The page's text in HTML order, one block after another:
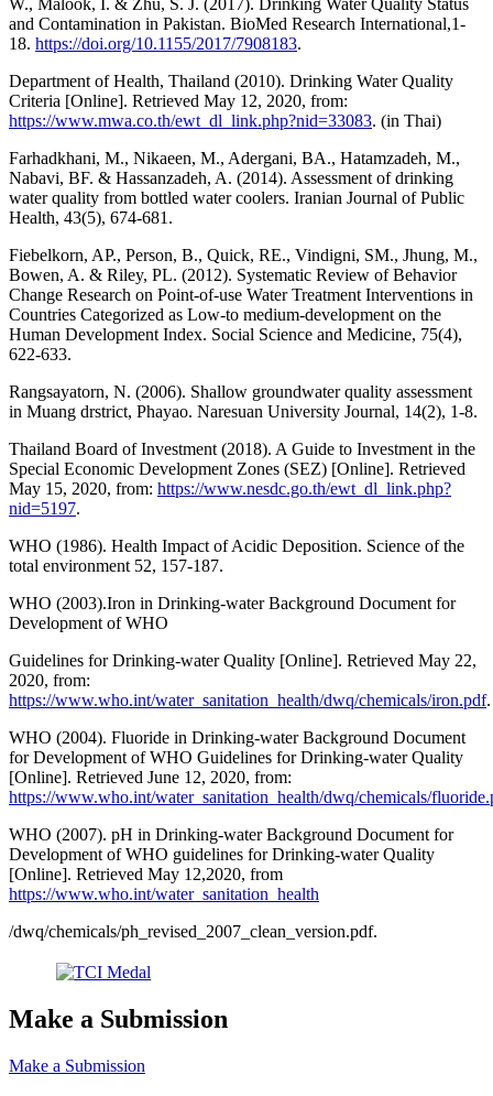
W., Malook, I. & Zhu, S. J. (2017). Drinking Water Quality Status
and Contamination in Pakistan. BioMed Research International,1-
18. https://doi.org/10.1155/2017/7908183.
Department of Health, Thailand (2010). Drinking Water Quality
Criteria [Online]. Retrieved May 12, 2020, from:
https://www.mwa.co.th/ewt_dl_link.php?nid=33083. (in Thai)
Farhadkhani, M., Nikaeen, M., Adergani, BA., Hatamzadeh, M.,
Nabavi, BF. & Hassanzadeh, A. (2014). Assessment of drinking
water quality from bottled water coolers. Iranian Journal of Public
Health, 43(5), 674-681.
Fiebelkorn, AP., Person, B., Quick, RE., Vindigni, SM., Jhung, M.,
Bowen, A. & Riley, PL. (2012). Systematic Review of Behavior
Change Research on Point-of-use Water Treatment Interventions in
Countries Categorized as Low-to medium-development on the
Human Development Index. Social Science and Medicine, 75(4),
622-633.
Rangsayatorn, N. (2006). Shallow groundwater quality assessment
in Muang drstrict, Phayao. Naresuan University Journal, 14(2), 1-8.
Thailand Board of Investment (2018). A Guide to Investment in the
Special Economic Development Zones (SEZ) [Online]. Retrieved
May 15, 2020, from: https://www.nesdc.go.th/ewt_dl_link.php?
nid=5197.
WHO (1986). Health Impact of Acidic Deposition. Science of the
total environment 52, 157-187.
WHO (2003).Iron in Drinking-water Background Document for
Development of WHO
Guidelines for Drinking-water Quality [Online]. Retrieved May 22,
2020, from:
https://www.who.int/water_sanitation_health/dwq/chemicals/iron.pdf.
WHO (2004). Fluoride in Drinking-water Background Document
for Development of WHO Guidelines for Drinking-water Quality
[Online]. Retrieved June 12, 2020, from:
https://www.who.int/water_sanitation_health/dwq/chemicals/
WHO (2007). pH in Drinking-water Background Document for
Development of WHO guidelines for Drinking-water Quality
[Online]. Retrieved May 12,2020, from
https://www.who.int/water_sanitation_health
/dwq/chemicals/ph_revised_2007_clean_version.pdf.
Make a Submission
Make a Submission